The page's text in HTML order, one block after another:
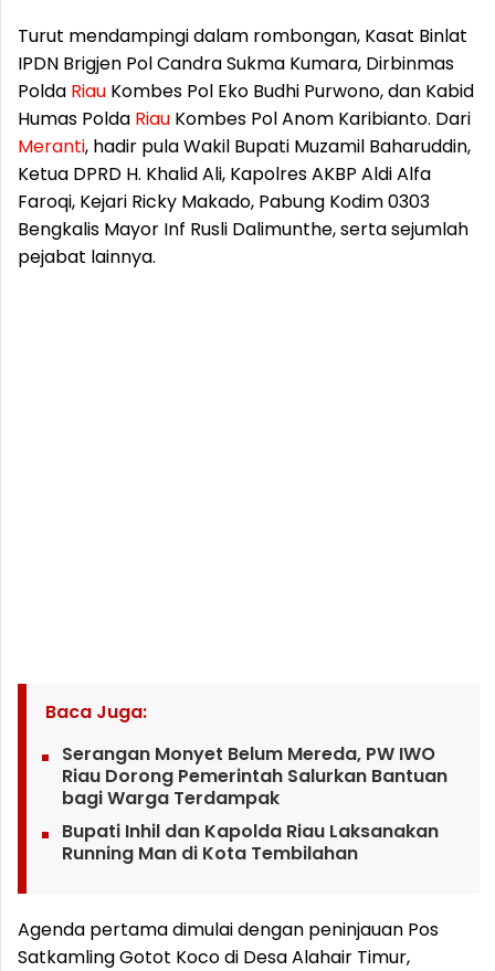
Turut mendampingi dalam rombongan, Kasat Binlat
IPDN Brigjen Pol Candra Sukma Kumara, Dirbinmas
Polda Riau Kombes Pol Eko Budhi Purwono, dan Kabid
Humas Polda Riau Kombes Pol Anom Karibianto. Dari
Meranti, hadir pula Wakil Bupati Muzamil Baharuddin,
Ketua DPRD H. Khalid Ali, Kapolres AKBP Aldi Alfa
Faroqi, Kejari Ricky Makado, Pabung Kodim 0303
Bengkalis Mayor Inf Rusli Dalimunthe, serta sejumlah
pejabat lainnya.
Baca Juga:
Serangan Monyet Belum Mereda, PW IWO
Riau Dorong Pemerintah Salurkan Bantuan
bagi Warga Terdampak
Bupati Inhil dan Kapolda Riau Laksanakan
Running Man di Kota Tembilahan
Agenda pertama dimulai dengan peninjauan Pos
Satkamling Gotot Koco di Desa Alahair Timur,